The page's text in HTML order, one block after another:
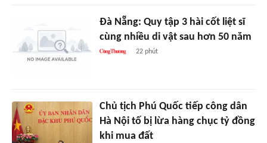
Đà Nẵng: Quy tập 3 hài cốt liệt sĩ
cùng nhiều di vật sau hơn 50 năm
22 phút
Chủ tịch Phú Quốc tiếp công dân
Hà Nội tố bị lừa hàng chục tỷ đồng
khi mua đất